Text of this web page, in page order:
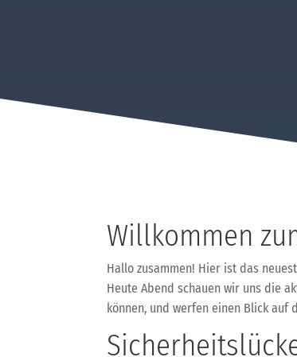
Willkommen
Hallo zusammen! Hier ist das
Heute Abend schauen wir uns die
können, und werfen einen Blick auf